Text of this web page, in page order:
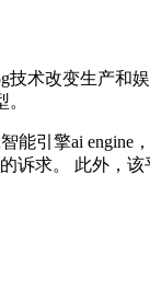
术改变生产和
能引擎ai engine
诉求。 此外，该